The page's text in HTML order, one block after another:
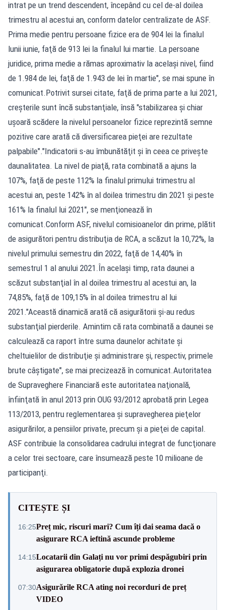
intrat pe un trend descendent, începând cu cel de-al doilea
trimestru al acestui an, conform datelor centralizate de ASF.
Prima medie pentru persoane fizice era de 904 lei la finalul
lunii iunie, faţă de 913 lei la finalul lui martie. La persoane
juridice, prima medie a rămas aproximativ la acelaşi nivel, fiind
de 1.984 de lei, faţă de 1.943 de lei în martie", se mai spune în
comunicat.Potrivit sursei citate, faţă de prima parte a lui 2021,
creşterile sunt încă substanţiale, însă "stabilizarea şi chiar
uşoară scădere la nivelul persoanelor fizice reprezintă semne
pozitive care arată că diversificarea pieţei are rezultate
palpabile"."Indicatorii s-au îmbunătăţit şi în ceea ce priveşte
daunalitatea. La nivel de piaţă, rata combinată a ajuns la
107%, faţă de peste 112% la finalul primului trimestru al
acestui an, peste 142% în al doilea trimestru din 2021 şi peste
161% la finalul lui 2021", se menţionează în
comunicat.Conform ASF, nivelul comisioanelor din prime, plătit
de asigurători pentru distribuţia de RCA, a scăzut la 10,72%, la
nivelul primului semestru din 2022, faţă de 14,40% în
semestrul 1 al anului 2021.În acelaşi timp, rata daunei a
scăzut substanţial în al doilea trimestru al acestui an, la
74,85%, faţă de 109,15% în al doilea trimestru al lui
2021."Această dinamică arată că asigurătorii şi-au redus
substanţial pierderile. Amintim că rata combinată a daunei se
calculează ca raport între suma daunelor achitate şi
cheltuielilor de distribuţie şi administrare şi, respectiv, primele
brute câştigate", se mai precizează în comunicat.Autoritatea
de Supraveghere Financiară este autoritatea naţională,
înfiinţată în anul 2013 prin OUG 93/2012 aprobată prin Legea
113/2013, pentru reglementarea şi supravegherea pieţelor
asigurărilor, a pensiilor private, precum şi a pieţei de capital.
ASF contribuie la consolidarea cadrului integrat de funcţionare
a celor trei sectoare, care însumează peste 10 milioane de
participanţi.
CITEȘTE ȘI
16:25Preț mic, riscuri mari? Cum îți dai seama dacă o
asigurare RCA ieftină ascunde probleme
14:15Locatarii din Galați nu vor primi despăgubiri prin
asigurarea obligatorie după explozia dronei
07:30Asigurările RCA ating noi recorduri de preț
VIDEO